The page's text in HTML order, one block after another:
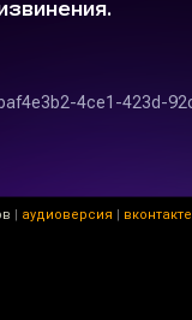
| аудиоверсия | вконтакте